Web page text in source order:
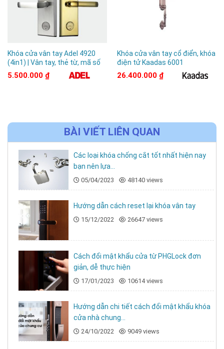
3. Đa dạng chức năng mở khoá cửa
Khóa cửa vân tay Adel 4920
(4in1) | Vân tay, thẻ từ, mã số
5.500.000 ₫
Khóa cửa vân tay cổ điển, khóa
điện tử Kaadas 6001
26.400.000 ₫
BÀI VIẾT LIÊN QUAN
Các loại khóa chống cắt tốt nhất hiện nay
bạn nên lựa...
05/04/2023 48140 views
Hướng dẫn cách reset lại khóa vân tay
15/12/2022 26647 views
Cách đổi mật khẩu cửa từ PHGLock đơn
giản, dễ thực hiện
17/01/2023 10614 views
Hướng dẫn chi tiết cách đổi mật khẩu khóa
cửa nhà chung...
24/10/2022 9049 views